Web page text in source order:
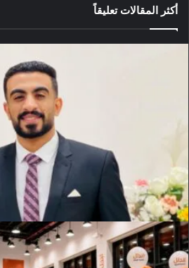
أكثر المقالات تعليقاً